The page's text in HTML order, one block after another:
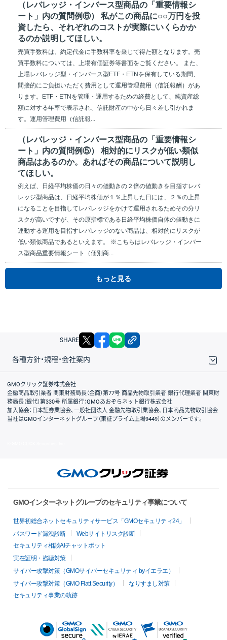
（レバレッジ・インバース型商品の「重要情報シ
ート」内の質問例⑥） 私がこの商品に○○万円を投
資したら、それぞれのコストが実際にいくらかか
るのか説明してほしい。
売買手数料は、約定代金に手数料率を乗じて得た額となります。売
買手数料については、上場有価証券等書面をご覧ください。 また、
上場レバレッジ型・インバース型ETF・ETNを保有している期間、
間接的にご負担いただく費用として運用管理費用（信託報酬）があ
ります。ETF・ETNを管理・運用するための経費として、純資産総
額に対する年率で表示され、信託財産の中から日々差し引かれま
す。運用管理費用（信託報...
（レバレッジ・インバース型商品の「重要情報シ
ート」内の質問例⑤） 相対的にリスクが低い類似
商品はあるのか。あればその商品について説明し
てほしい。
例えば、日経平均株価の日々の値動きの２倍の値動きを目指すレバ
レッジ型商品は、日経平均株価が１％上昇した日には、２％の上昇
になることを目指してレバレッジをかけて運用されるためその分リ
スクが高いですが、その原指標である日経平均株価自体の値動きに
連動する運用を目指すレバレッジのない商品は、相対的にリスクが
低い類似商品であるといえます。 ※こちらはレバレッジ・インバー
ス型商品重要情報シート（個別商...
もっと見る
SHARE X facebook
各種方針・規程・会社案内
取引規程・約款
サイトマップ
その他のご案内
個人情報保護方針
最良執行方針
サイトのご利用について
ディスクレイマー
信託保全
リスク説明
会社案内
GMOクリック証券株式会社
金融商品取引業者 関東財務局長（金商）第77号 商品先物取引業者 銀行代理業者 関東財
務局長（銀代）第330号 所属銀行：GMOあおぞらネット銀行株式会社
加入協会：日本証券業協会、一般社団法人 金融先物取引業協会、日本商品先物取引協会
当社はGMOインターネットグループ（東証プライム上場9449）のメンバーです。
GMOインターネットグループのセキュリティ事業について
世界初総合ネットセキュリティサービス「GMOセキュリティ24」
パスワード漏洩診断
Webサイトリスク診断
セキュリティ相談AIチャットボット
実在証明・盗聴対策
サイバー攻撃対策（GMOサイバーセキュリティ byイエラエ）
サイバー攻撃対策（GMO Flatt Security）
なりすまし対策
セキュリティ事業の軌跡